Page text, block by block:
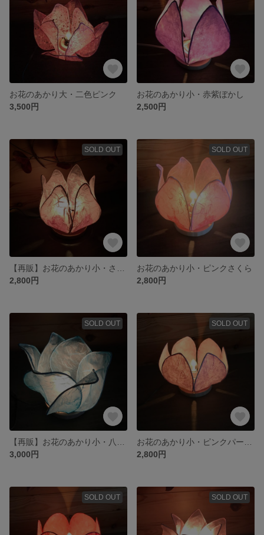
お花のあかり大・二色ピンク
3,500円
お花のあかり小・赤紫ぼかし
2,500円
SOLD OUT
2,800円
SOLD OUT
お花のあかり小・ピンクさくら
2,800円
SOLD OUT
3,000円
SOLD OUT
2,800円
SOLD OUT SOLD OUT